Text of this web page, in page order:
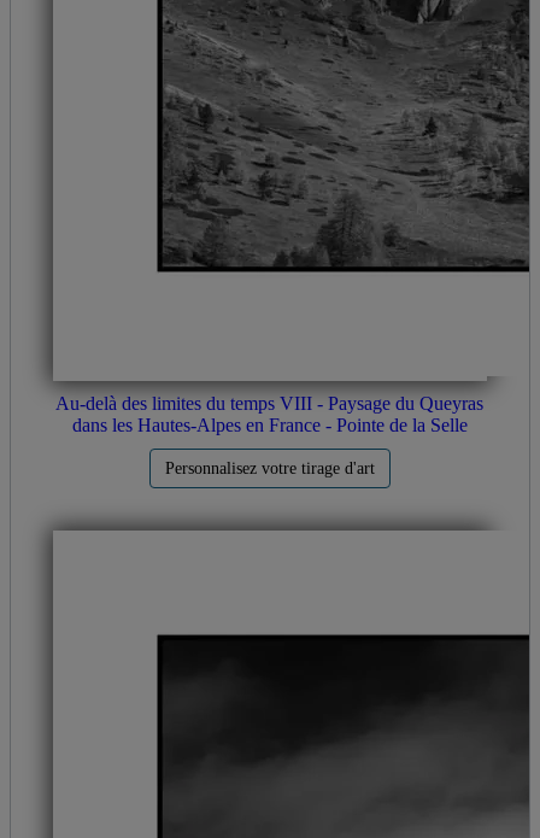
Au-delà des limites du temps VIII - Paysage du Queyras
dans les Hautes-Alpes en France - Pointe de la Selle
Personnalisez votre tirage d'art